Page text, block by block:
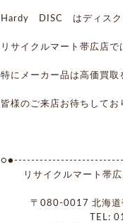
Hardy DISC はディスク
リサイクルマート帯広店
特にメーカー品は高価買取
皆様のご来店お待ちしてお
リサイクルマート帯広
〒080-0017 北海道帯
TEL: 0155-